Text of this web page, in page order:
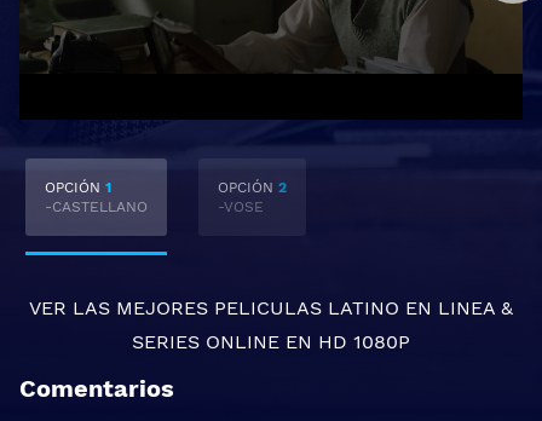
OPCIÓN 1
-CASTELLANO
OPCIÓN 2
-VOSE
VER LAS MEJORES PELICULAS LATINO EN LINEA &
SERIES ONLINE EN HD 1080P
Comentarios